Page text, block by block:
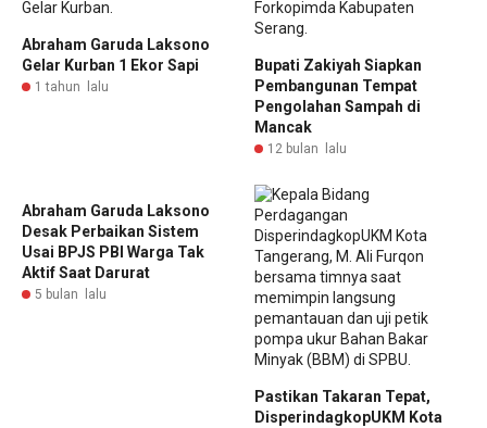
Abraham Garuda Laksono
Gelar Kurban 1 Ekor Sapi
1 tahun lalu
Bupati Zakiyah Siapkan
Pembangunan Tempat
Pengolahan Sampah di
Mancak
12 bulan lalu
Abraham Garuda Laksono
Desak Perbaikan Sistem
Usai BPJS PBI Warga Tak
Aktif Saat Darurat
5 bulan lalu
Pastikan Takaran Tepat,
DisperindagkopUKM Kota